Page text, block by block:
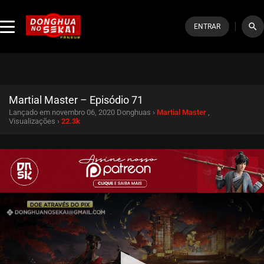
ENTRAR search
Martial Master – Episódio 71
Lançado em novembro 06, 2020 Donghuas › Martial Master
Visualizações › 22.3k